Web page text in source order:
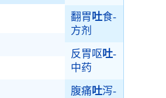
翻胃吐食-
方剂
反胃呕吐-
中药
腹痛吐泻-